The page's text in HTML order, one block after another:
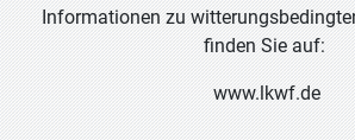
Informationen zu
finden Sie auf:
www.lkwf.de